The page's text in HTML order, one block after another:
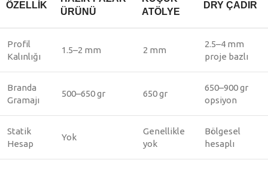
ÖZELLIK
ÜRÜNÜ
ATÖLYE
DRY ÇADIR
Profil
Kalınlığı
1.5–2 mm 2 mm
2.5–4 mm
proje bazlı
Branda
Gramajı
500–650 gr 650 gr
650–900 gr
opsiyon
Statik
Hesap
Yok
Genellikle
yok
Bölgesel
hesaplı